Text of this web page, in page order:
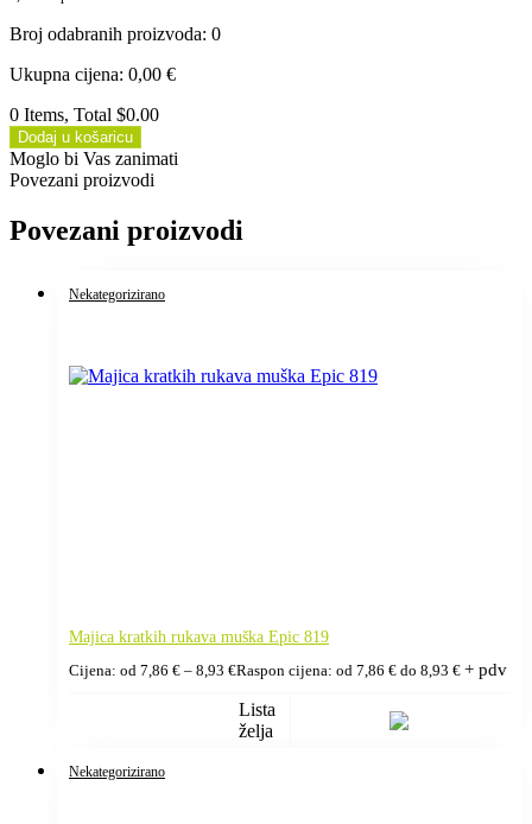
Broj odabranih proizvoda: 0
Ukupna cijena: 0,00 €
0 Items, Total $0.00
Dodaj u košaricu
Moglo bi Vas zanimati
Povezani proizvodi
Povezani proizvodi
Nekategorizirano
Majica kratkih rukava muška Epic 819
Cijena: od 7,86 € – 8,93 €Raspon cijena: od 7,86 € do 8,93 € + pdv
Lista
želja
Nekategorizirano